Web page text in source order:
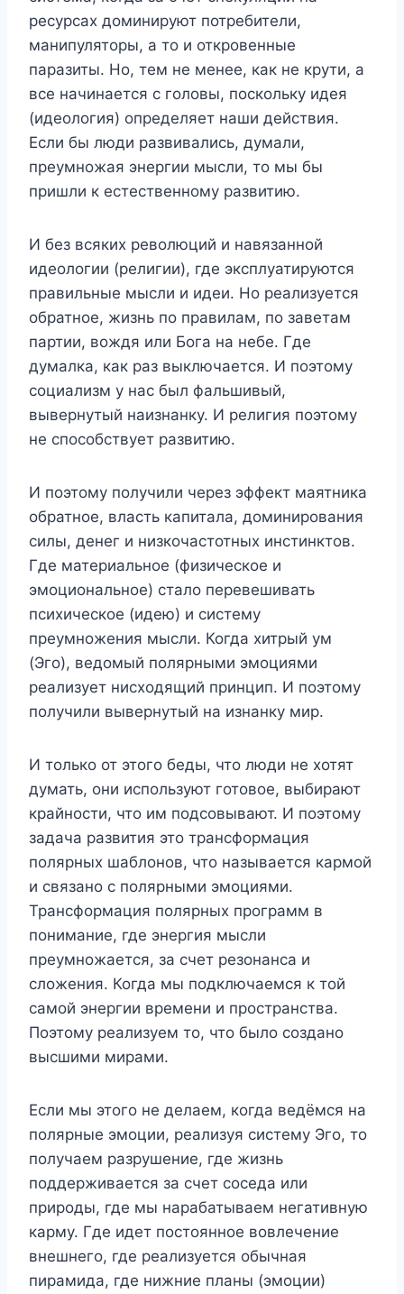
ресурсах доминируют потребители,
манипуляторы, а то и откровенные
паразиты. Но, тем не менее, как не крути, а
все начинается с головы, поскольку идея
(идеология) определяет наши действия.
Если бы люди развивались, думали,
преумножая энергии мысли, то мы бы
пришли к естественному развитию.
И без всяких революций и навязанной
идеологии (религии), где эксплуатируются
правильные мысли и идеи. Но реализуется
обратное, жизнь по правилам, по заветам
партии, вождя или Бога на небе. Где
думалка, как раз выключается. И поэтому
социализм у нас был фальшивый,
вывернутый наизнанку. И религия поэтому
не способствует развитию.
И поэтому получили через эффект маятника
обратное, власть капитала, доминирования
силы, денег и низкочастотных инстинктов.
Где материальное (физическое и
эмоциональное) стало перевешивать
психическое (идею) и систему
преумножения мысли. Когда хитрый ум
(Эго), ведомый полярными эмоциями
реализует нисходящий принцип. И поэтому
получили вывернутый на изнанку мир.
И только от этого беды, что люди не хотят
думать, они используют готовое, выбирают
крайности, что им подсовывают. И поэтому
задача развития это трансформация
полярных шаблонов, что называется кармой
и связано с полярными эмоциями.
Трансформация полярных программ в
понимание, где энергия мысли
преумножается, за счет резонанса и
сложения. Когда мы подключаемся к той
самой энергии времени и пространства.
Поэтому реализуем то, что было создано
высшими мирами.
Если мы этого не делаем, когда ведёмся на
полярные эмоции, реализуя систему Эго, то
получаем разрушение, где жизнь
поддерживается за счет соседа или
природы, где мы нарабатываем негативную
карму. Где идет постоянное вовлечение
внешнего, где реализуется обычная
пирамида, где нижние планы (эмоции)